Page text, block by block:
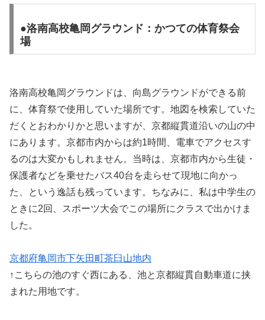
●洛南高校亀岡グラウンド：かつての体育祭会
場
洛南高校亀岡グラウンドは、向島グラウンドができる前
に、体育祭で使用していた場所です。地図を検索していた
だくとおわかりかと思いますが、京都縦貫道沿いの山の中
にあります。京都市内からは約1時間、電車でアクセスす
るのは大変かもしれません。当時は、京都市内から生徒・
保護者などを乗せたバス40台を走らせて現地に向かっ
た、という逸話も残っています。ちなみに、私は中学生の
ときに2回、スポーツ大会でこの場所にクラスで出かけま
した。
京都府亀岡市下矢田町茶臼山地内
↑こちらの池のすぐ西にある、池と京都縦貫自動車道に挟
まれた用地です。